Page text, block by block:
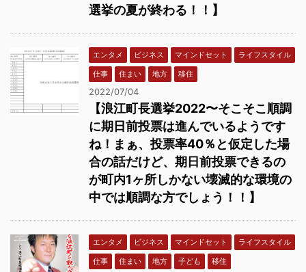
選挙の夏が終わる！！】
エンタメ ビジネス マインドセット
ライフスタイル
仕事
住まい 地方 移住
2022/07/04
【浪江町長選挙2022〜そこそこ順調
に期日前投票は進んでいるようです
ね！まぁ、投票率40％と仮定した場
合の話だけど、期日前投票できるの
が町内1ヶ所しかない壊滅的な環境の
中では順調な方でしょう！！】
エンタメ ビジネス マインドセット
ライフスタイル
仕事
住まい 地方 子ども 移住